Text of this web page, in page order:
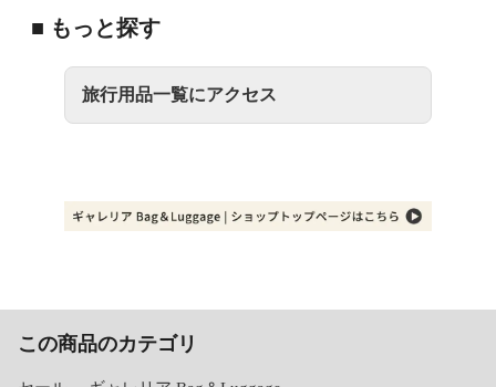
■ もっと探す
旅行用品一覧にアクセス
この商品のカテゴリ